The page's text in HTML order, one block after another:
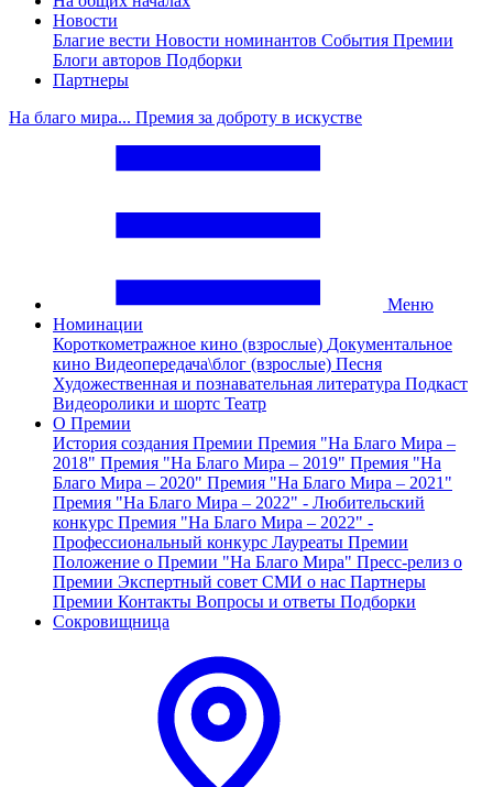
Новости
Благие вести Новости номинантов События Премии
Блоги авторов Подборки
Партнеры
На благо мира... Премия за доброту в искустве
Меню
Номинации
Короткометражное кино (взрослые) Документальное
кино Видеопередача\блог (взрослые) Песня
Художественная и познавательная литература Подкаст
Видеоролики и шортс Театр
О Премии
История создания Премии Премия "На Благо Мира –
2018" Премия "На Благо Мира – 2019" Премия "На
Благо Мира – 2020" Премия "На Благо Мира – 2021"
Премия "На Благо Мира – 2022" - Любительский
конкурс Премия "На Благо Мира – 2022" -
Профессиональный конкурс Лауреаты Премии
Положение о Премии "На Благо Мира" Пресс-релиз о
Премии Экспертный совет СМИ о нас Партнеры
Премии Контакты Вопросы и ответы Подборки
Сокровищница